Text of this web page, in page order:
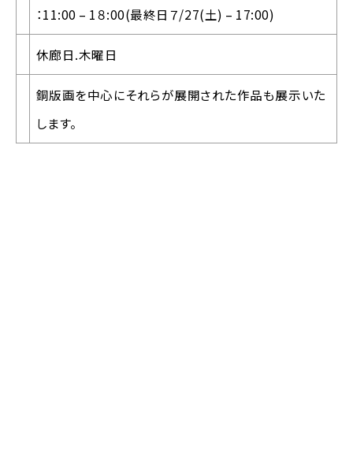
：11:00 – 1８:00(最終日７/27(土) – 17:00)
休廊日.木曜日
銅版画を中心にそれらが展開された作品も展示いた
します。